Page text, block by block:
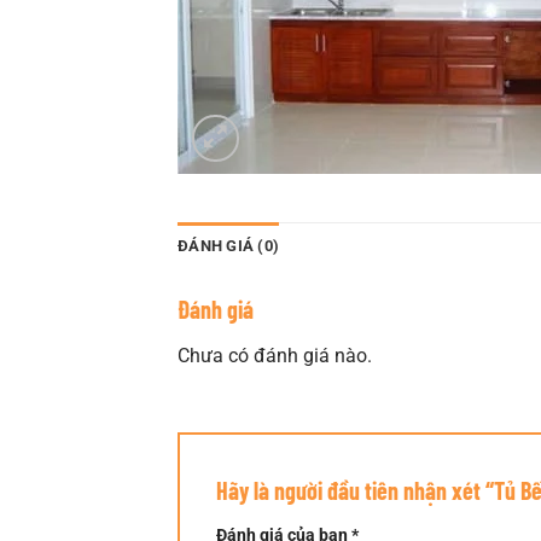
ĐÁNH GIÁ (0)
Đánh giá
Chưa có đánh giá nào.
Hãy là người đầu tiên nhận xét “Tủ
Đánh giá của bạn*